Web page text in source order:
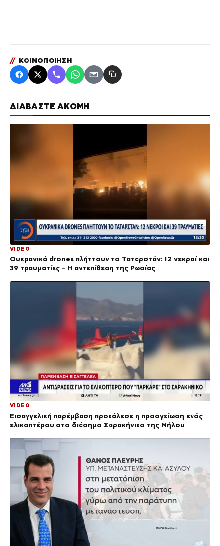
ΔΙΑΒΑΣΤΕ ΑΚΟΜΗ
VIDEO
Ουκρανικά drones πλήττουν το Ταταρστάν: 12 νεκροί και
39 τραυματίες – Η αντεπίθεση της Ρωσίας
VIDEO
Εισαγγελική παρέμβαση προκάλεσε η προσγείωση ενός
ελικοπτέρου στο διάσημο Σαρακήνικο της Μήλου
// ΚΟΙΝΟΠΟΙΗΣΗ